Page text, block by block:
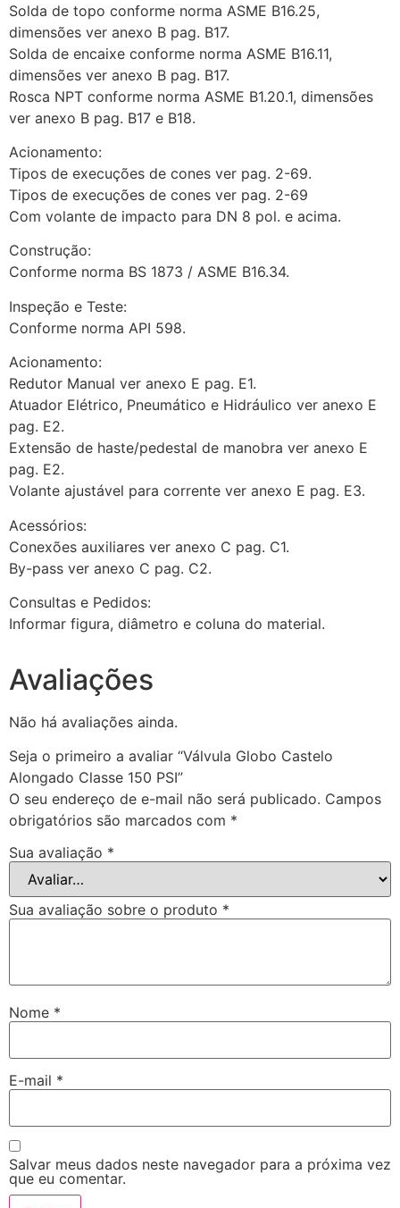
Solda de topo conforme norma ASME B16.25,
dimensões ver anexo B pag. B17.
Solda de encaixe conforme norma ASME B16.11,
dimensões ver anexo B pag. B17.
Rosca NPT conforme norma ASME B1.20.1, dimensões
ver anexo B pag. B17 e B18.
Acionamento:
Tipos de execuções de cones ver pag. 2-69.
Tipos de execuções de cones ver pag. 2-69
Com volante de impacto para DN 8 pol. e acima.
Construção:
Conforme norma BS 1873 / ASME B16.34.
Inspeção e Teste:
Conforme norma API 598.
Acionamento:
Redutor Manual ver anexo E pag. E1.
Atuador Elétrico, Pneumático e Hidráulico ver anexo E
pag. E2.
Extensão de haste/pedestal de manobra ver anexo E
pag. E2.
Volante ajustável para corrente ver anexo E pag. E3.
Acessórios:
Conexões auxiliares ver anexo C pag. C1.
By-pass ver anexo C pag. C2.
Consultas e Pedidos:
Informar figura, diâmetro e coluna do material.
Avaliações
Não há avaliações ainda.
Seja o primeiro a avaliar “Válvula Globo Castelo
Alongado Classe 150 PSI”
O seu endereço de e-mail não será publicado. Campos
obrigatórios são marcados com *
Sua avaliação *
Sua avaliação sobre o produto *
Nome *
E-mail *
Salvar meus dados neste navegador para a próxima vez
que eu comentar.